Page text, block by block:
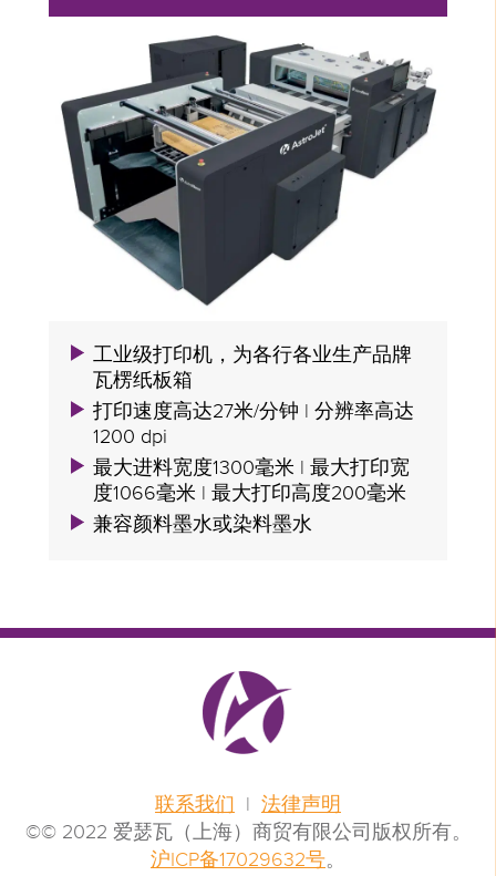
工业级打印机，为各行各业生产品牌
瓦楞纸板箱
打印速度高达27米/分钟 | 分辨率高达
1200 dpi
最大进料宽度1300毫米 | 最大打印宽
度1066毫米 | 最大打印高度200毫米
兼容颜料墨水或染料墨水
联系我们
法律声明
©© 2022 爱瑟瓦（上海）商贸有限公司版权所有。
沪ICP备17029632号。